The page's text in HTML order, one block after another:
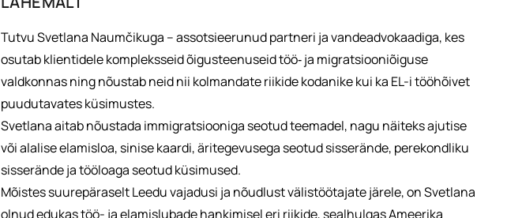
Tutvu Svetlana Naumčikuga – assotsieerunud partneri ja vandeadvokaadiga, kes
osutab klientidele kompleksseid õigusteenuseid töö‑ ja migratsiooniõiguse
valdkonnas ning nõustab neid nii kolmandate riikide kodanike kui ka EL-i tööhõivet
puudutavates küsimustes.
Svetlana aitab nõustada immigratsiooniga seotud teemadel, nagu näiteks ajutise
või alalise elamisloa, sinise kaardi, äritegevusega seotud sisserände, perekondliku
sisserände ja tööloaga seotud küsimused.
Mõistes suurepäraselt Leedu vajadusi ja nõudlust välistöötajate järele, on Svetlana
olnud edukas töö- ja elamislubade hankimisel eri riikide, sealhulgas Ameerika